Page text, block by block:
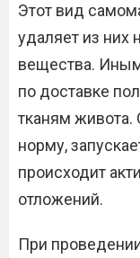
Этот вид
удаляет из
вещества.
по доставке
тканям
норму,
происходит
отложений.
При